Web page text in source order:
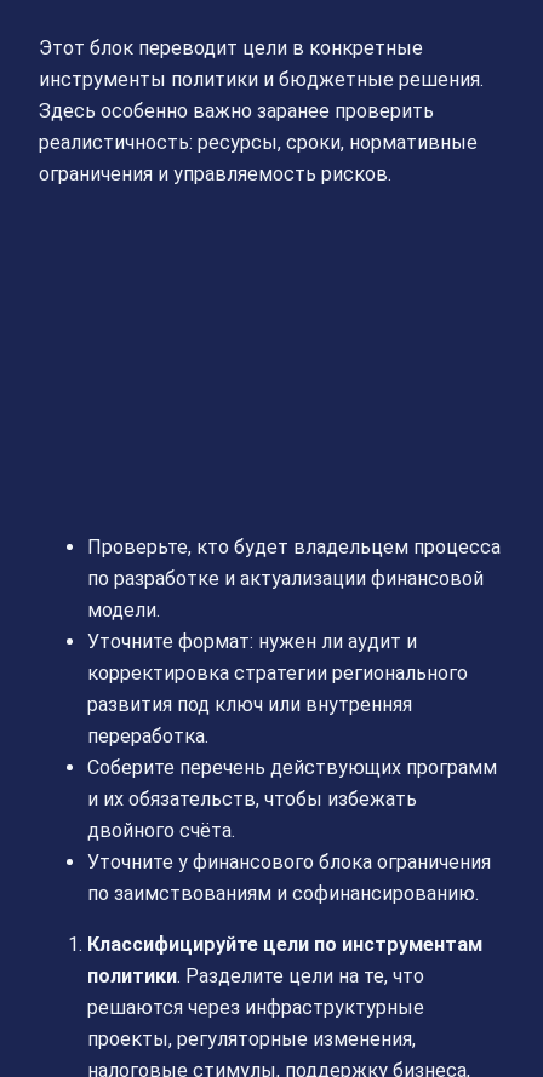
Этот блок переводит цели в конкретные
инструменты политики и бюджетные решения.
Здесь особенно важно заранее проверить
реалистичность: ресурсы, сроки, нормативные
ограничения и управляемость рисков.
Проверьте, кто будет владельцем процесса
по разработке и актуализации финансовой
модели.
Уточните формат: нужен ли аудит и
корректировка стратегии регионального
развития под ключ или внутренняя
переработка.
Соберите перечень действующих программ
и их обязательств, чтобы избежать
двойного счёта.
Уточните у финансового блока ограничения
по заимствованиям и софинансированию.
Классифицируйте цели по инструментам
политики. Разделите цели на те, что
решаются через инфраструктурные
проекты, регуляторные изменения,
налоговые стимулы, поддержку бизнеса,